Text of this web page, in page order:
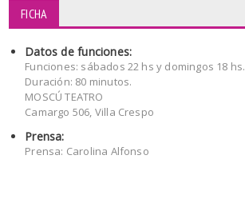
FICHA
Datos de funciones:
Funciones: sábados 22 hs y domingos 18 hs.
Duración: 80 minutos.
MOSCÚ TEATRO
Camargo 506, Villa Crespo
Prensa:
Prensa: Carolina Alfonso